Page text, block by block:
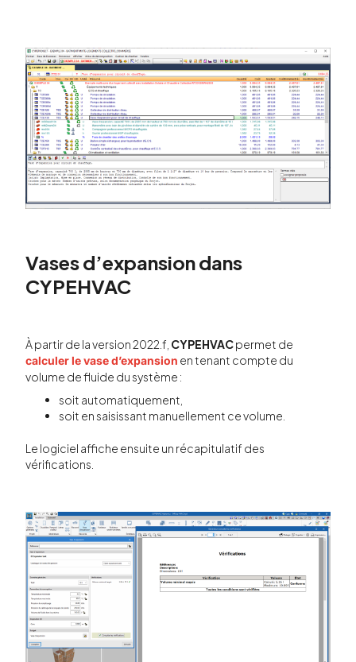
Vases d’expansion dans
CYPEHVAC
À partir de la version 2022.f, CYPEHVACpermet de
calculer le vase d’expansion en tenant compte du
volume de fluide du système :
soit automatiquement,
soit en saisissant manuellement ce volume.
Le logiciel affiche ensuite un récapitulatif des
vérifications.